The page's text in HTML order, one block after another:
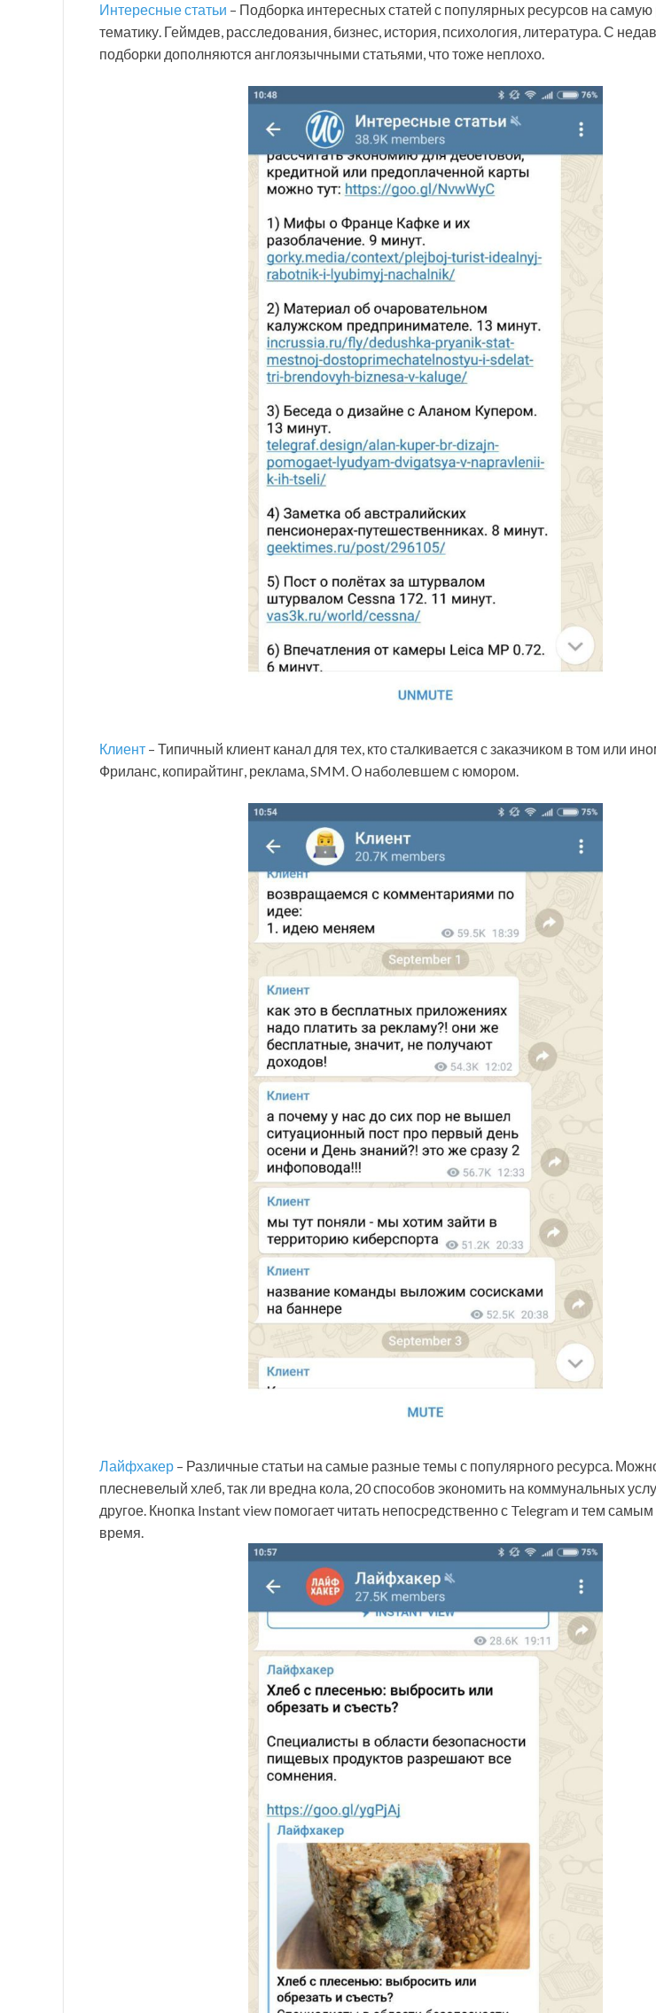
Интересные статьи – Подборка интересных статей с популярных ресурсов на
тематику. Геймдев, расследования, бизнес, история, психология, литература. С
подборки дополняются англоязычными статьями, что тоже неплохо.
Клиент – Типичный клиент канал для тех, кто сталкивается с заказчиком в том или
Фриланс, копирайтинг, реклама, SMM. О наболевшем с юмором.
Лайфхакер – Различные статьи на самые разные темы с популярного ресурса.
плесневелый хлеб, так ли вредна кола, 20 способов экономить на коммунальных
другое. Кнопка Instant view помогает читать непосредственно с Telegram и тем
время.